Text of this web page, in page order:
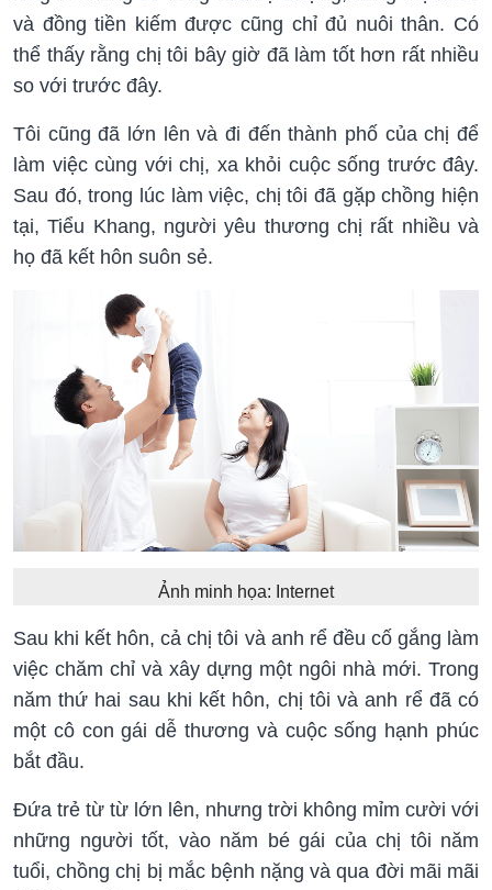
và đồng tiền kiếm được cũng chỉ đủ nuôi thân. Có
thể thấy rằng chị tôi bây giờ đã làm tốt hơn rất nhiều
so với trước đây.
Tôi cũng đã lớn lên và đi đến thành phố của chị để
làm việc cùng với chị, xa khỏi cuộc sống trước đây.
Sau đó, trong lúc làm việc, chị tôi đã gặp chồng hiện
tại, Tiểu Khang, người yêu thương chị rất nhiều và
họ đã kết hôn suôn sẻ.
Ảnh minh họa: Internet
Sau khi kết hôn, cả chị tôi và anh rể đều cố gắng làm
việc chăm chỉ và xây dựng một ngôi nhà mới. Trong
năm thứ hai sau khi kết hôn, chị tôi và anh rể đã có
một cô con gái dễ thương và cuộc sống hạnh phúc
bắt đầu.
Đứa trẻ từ từ lớn lên, nhưng trời không mỉm cười với
những người tốt, vào năm bé gái của chị tôi năm
tuổi, chồng chị bị mắc bệnh nặng và qua đời mãi mãi